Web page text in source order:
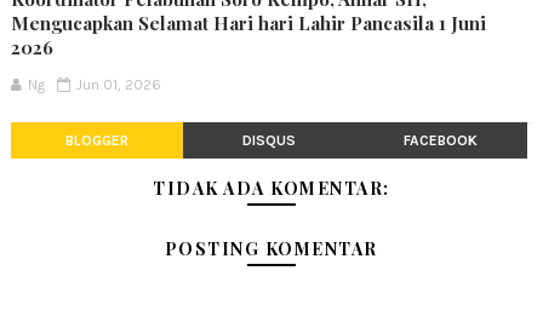
Mengucapkan Selamat Hari hari Lahir Pancasila 1 Juni
2026
Ng Jun 01, 2026
BLOGGER DISQUS FACEBOOK
TIDAK ADA KOMENTAR:
POSTING KOMENTAR